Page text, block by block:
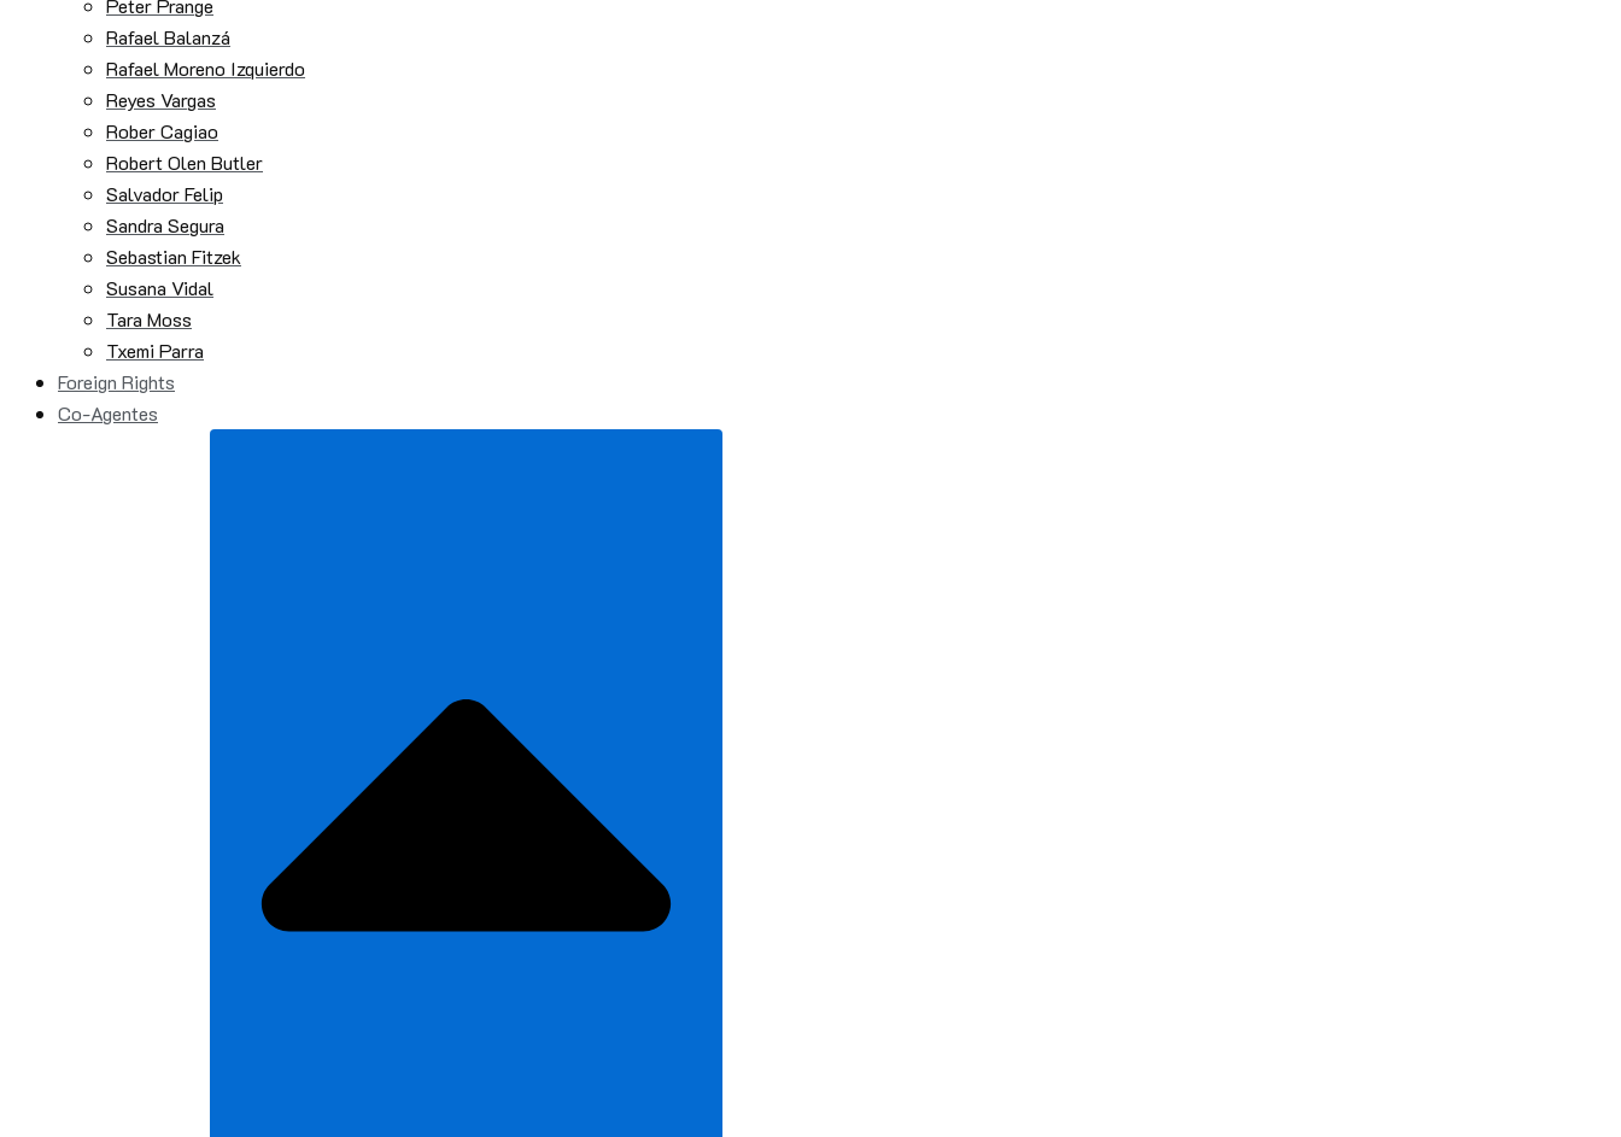
Peter Prange
Rafael Balanzá
Rafael Moreno Izquierdo
Reyes Vargas
Rober Cagiao
Robert Olen Butler
Salvador Felip
Sandra Segura
Sebastian Fitzek
Susana Vidal
Tara Moss
Txemi Parra
Foreign Rights
Co-Agentes